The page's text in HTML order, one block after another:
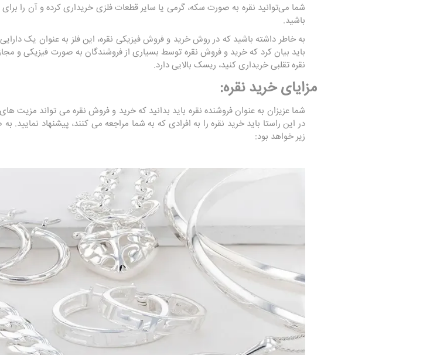
شما می‌توانید نقره به صورت سکه، گرمی یا سایر قطعات فلزی خریداری کرده و آن را
باشید.
به خاطر داشته باشید که در روش خرید و فروش فیزیکی نقره، این فلز به عنوان یک
باید بیان کرد که خرید و فروش نقره توسط بسیاری از فروشندگان به صورت فیزیکی و
نقره تقلبی خریداری کنید، ریسک بالایی دارد.
مزایای خرید نقره:
شما عزیزان به عنوان فروشنده نقره باید بدانید که خرید و فروش نقره می تواند مزیت
در این راستا باید خرید نقره را به افرادی که به شما مراجعه می کنند، پیشنهاد
زیر خواهد بود: